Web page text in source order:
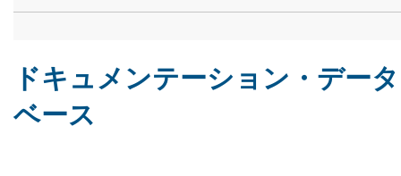
ドキュメンテーション・データ
ベース